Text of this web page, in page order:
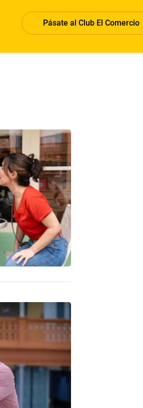
Pásate al Club El Comercio